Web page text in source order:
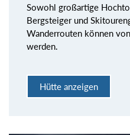
Sowohl großartige
Bergsteiger und
Wanderrouten können
werden.
Hütte anzeigen